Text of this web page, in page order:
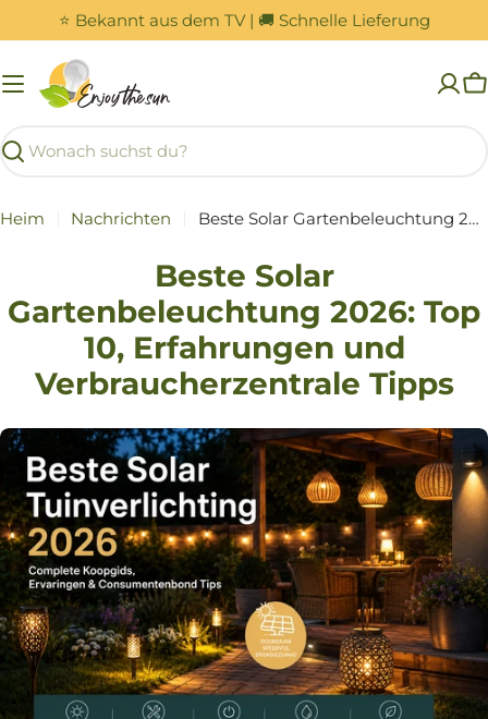
Inhalt
springen
⭐ Bekannt aus dem TV | 🚚 Schnelle Lieferung
Suchen
Heim Nachrichten Beste Solar Gartenbeleuchtung 2026: Top 10, Erfahrungen und Verbraucherzentrale Tipps
Beste Solar
Gartenbeleuchtung 2026: Top
10, Erfahrungen und
Verbraucherzentrale Tipps